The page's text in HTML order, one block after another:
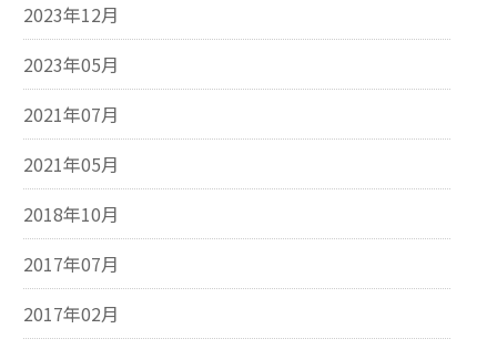
2023年12月
2023年05月
2021年07月
2021年05月
2018年10月
2017年07月
2017年02月